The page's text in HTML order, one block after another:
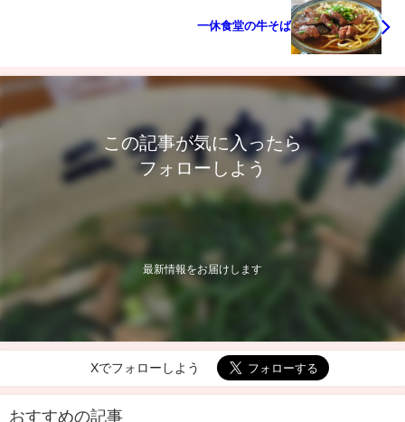
一休食堂の牛そば
この記事が気に入ったら
フォローしよう
最新情報をお届けします
Xでフォローしよう
おすすめの記事